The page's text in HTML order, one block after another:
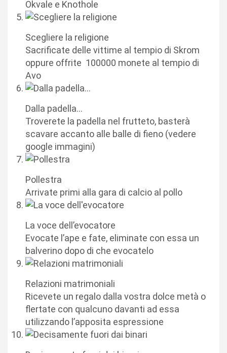
Okvale e Knothole
Scegliere la religione
Sacrificate delle vittime al tempio di Skrom
oppure offrite 100000 monete al tempio di
Avo
Dalla padella…
Troverete la padella nel frutteto, basterà
scavare accanto alle balle di fieno (vedere
google immagini)
Pollestra
Arrivate primi alla gara di calcio al pollo
La voce dell’evocatore
Evocate l’ape e fate, eliminate con essa un
balverino dopo di che evocatelo
Relazioni matrimoniali
Ricevete un regalo dalla vostra dolce metà o
flertate con qualcuno davanti ad essa
utilizzando l’apposita espressione